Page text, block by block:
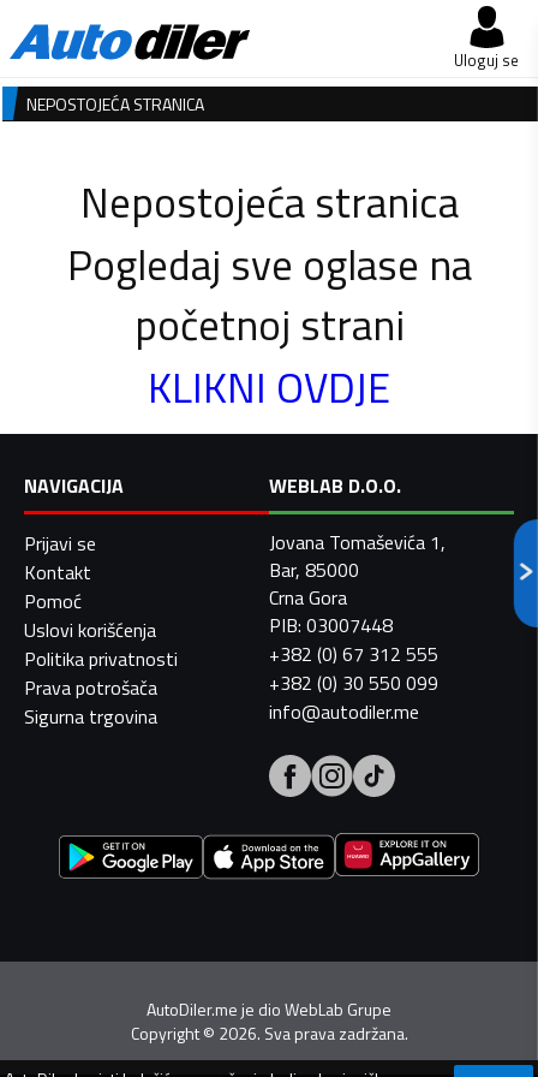
Uloguj se
NEPOSTOJEĆA STRANICA
Nepostojeća stranica
Pogledaj sve oglase na
početnoj strani
KLIKNI OVDJE
NAVIGACIJA
Prijavi se
Kontakt
Pomoć
Uslovi korišćenja
Politika privatnosti
Prava potrošača
Sigurna trgovina
WEBLAB D.O.O.
Jovana Tomaševića 1,
Bar, 85000
Crna Gora
PIB: 03007448
+382 (0) 67 312 555
+382 (0) 30 550 099
info@autodiler.me
AutoDiler.me je dioWebLab Grupe
Copyright© 2026. Sva prava zadržana.